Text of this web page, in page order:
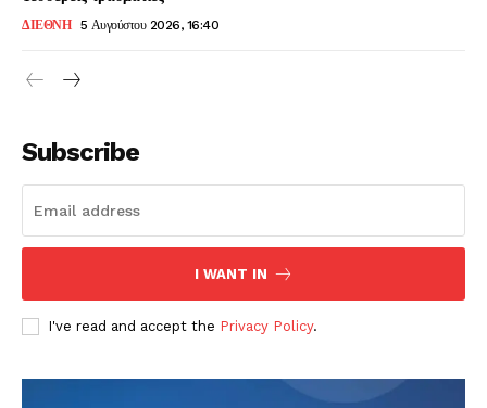
ΔΙΕΘΝΗ 5 Αυγούστου 2026, 16:40
Subscribe
I WANT IN
I've read and accept the Privacy Policy.